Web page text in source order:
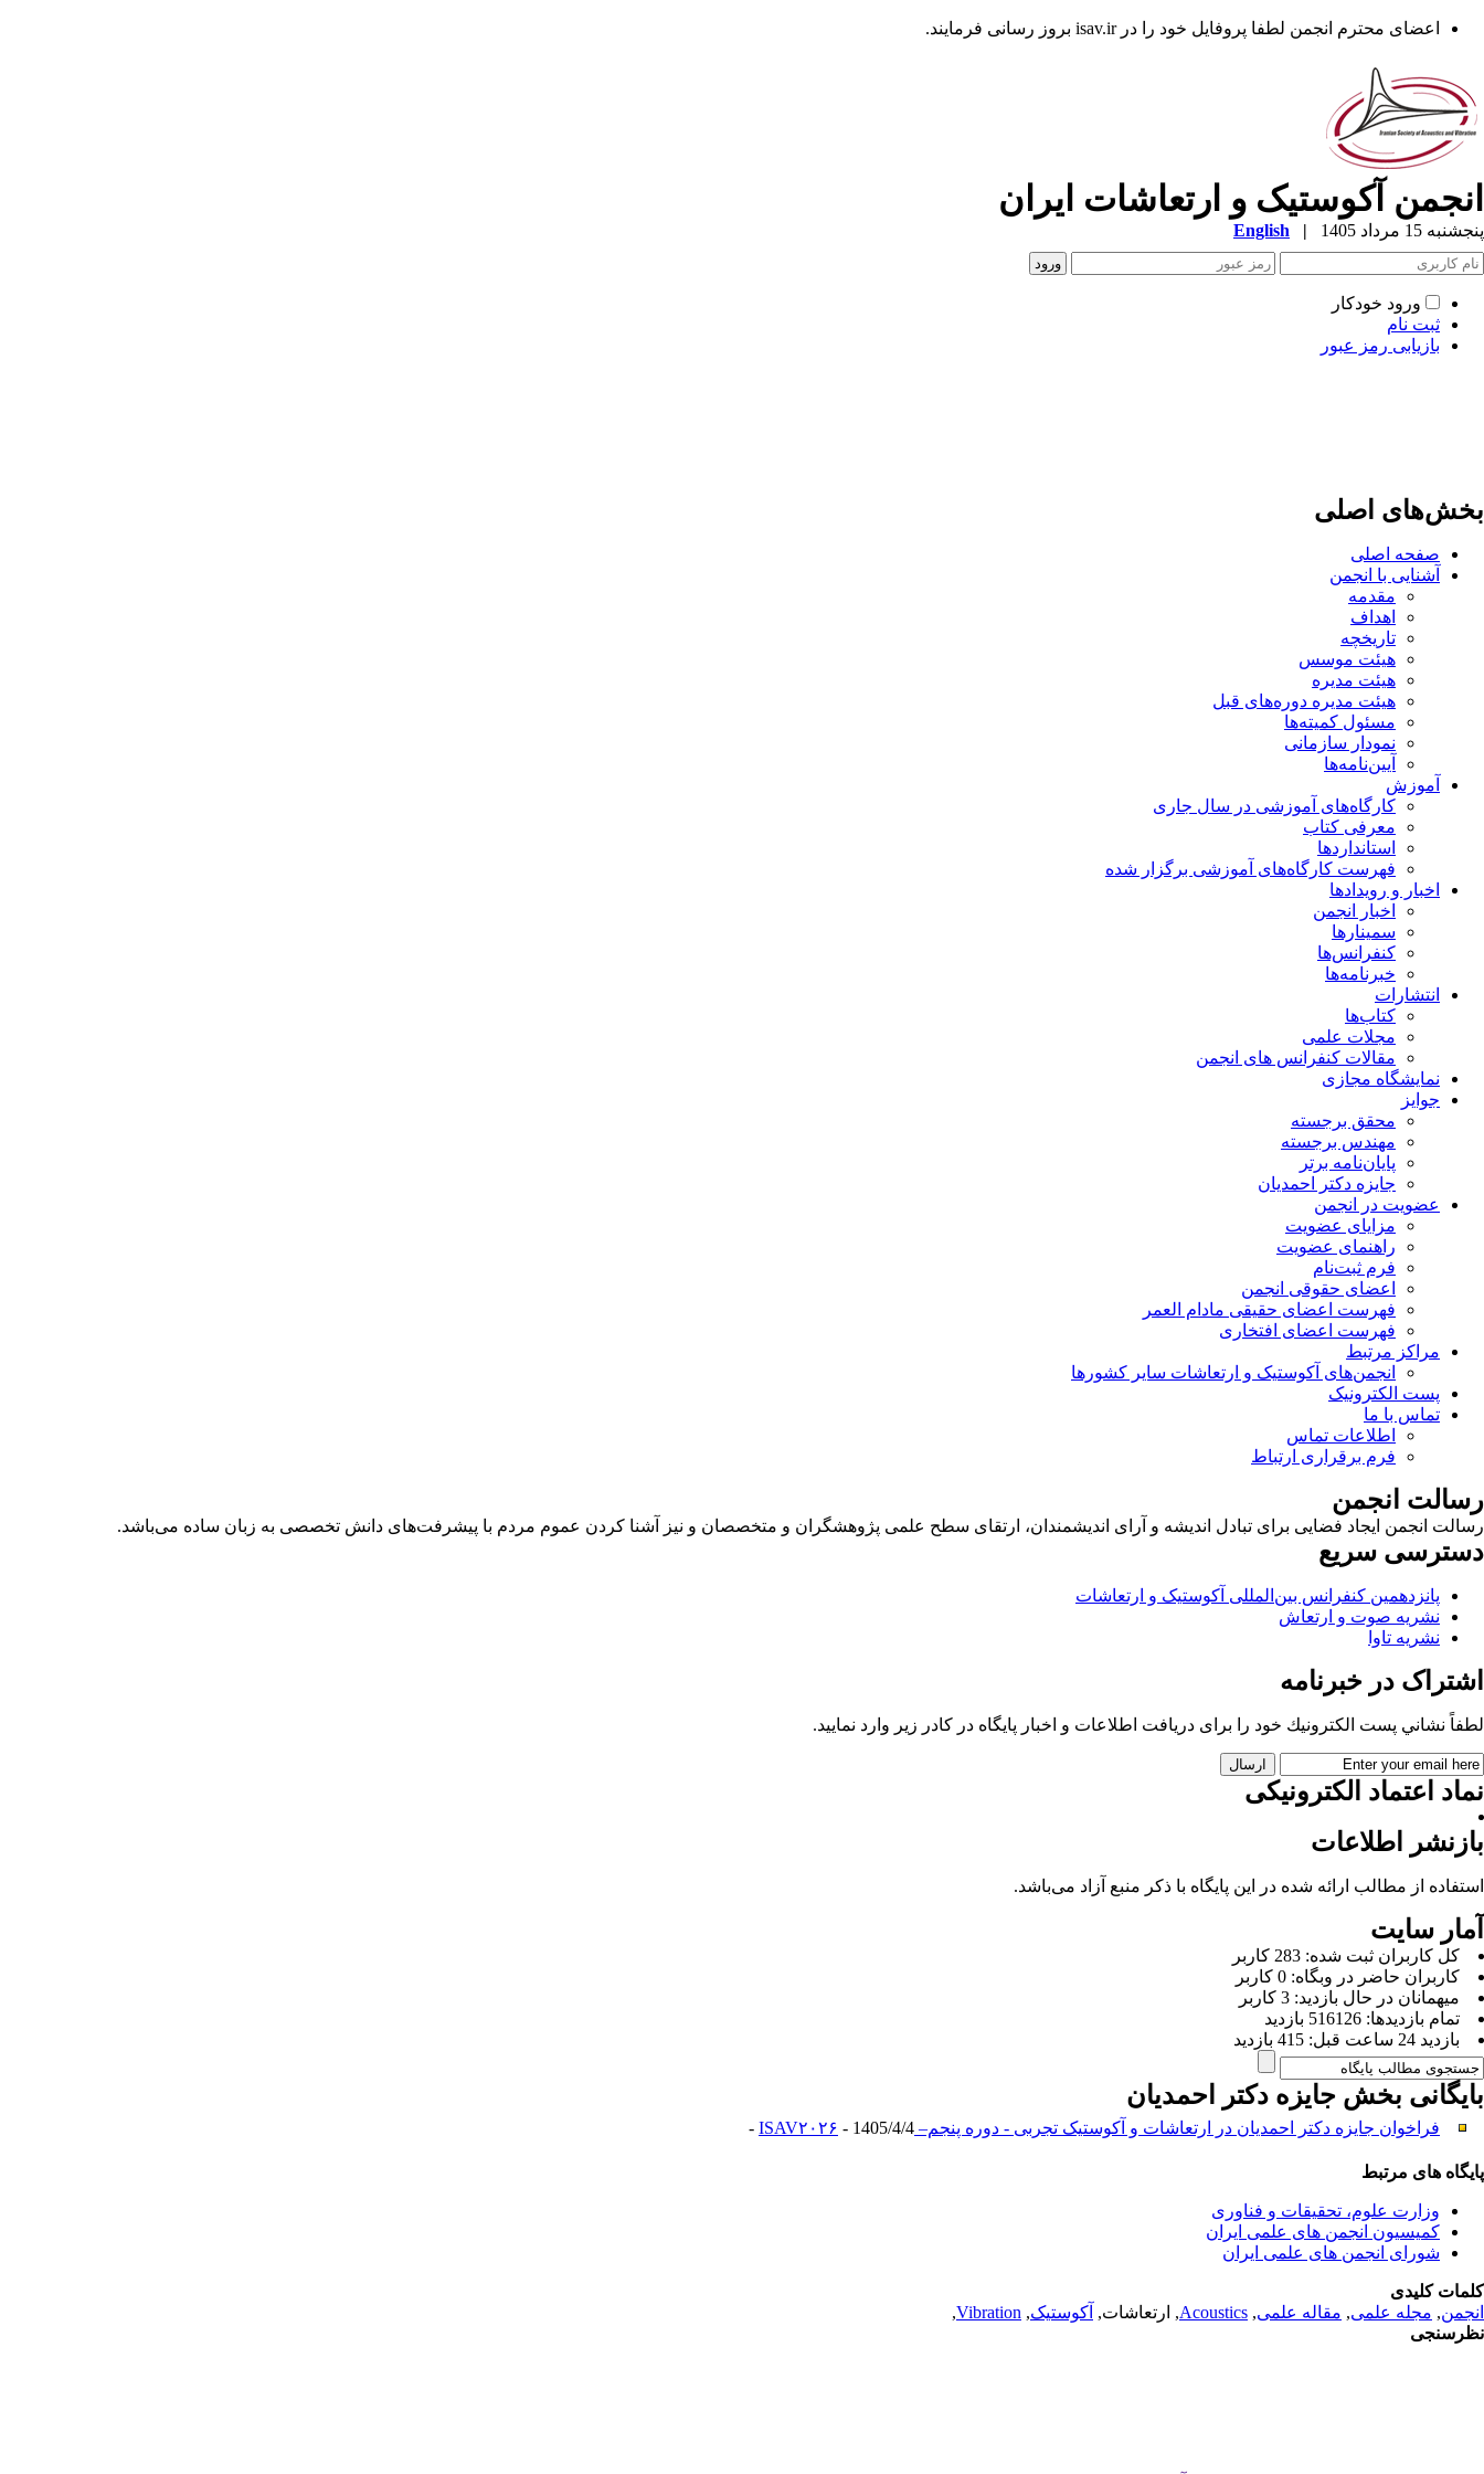
اعضای محترم انجمن لطفا پروفایل خود را در isav.ir بروز رسانی فرمایند.
انجمن آکوستیک و ارتعاشات ایران
پنجشنبه 15 مرداد 1405 |
English
ورود خودکار
ثبت نام
بازیابی رمز عبور
بخش‌های اصلی
صفحه اصلی
آشنایی با انجمن
مقدمه
اهداف
تاریخچه
هیئت موسس
هیئت مدیره
هیئت مدیره دوره‌های قبل
مسئول کمیته‌ها
نمودار سازمانی
آیین‌نامه‌ها
آموزش
کارگاه‌های آموزشی در سال جاری
معرفی کتاب
استانداردها
فهرست کارگاه‌های آموزشی برگزار شده
اخبار و رویدادها
اخبار انجمن
سمینارها
کنفرانس‌ها
خبرنامه‌ها
انتشارات
کتاب‌ها
مجلات علمی
مقالات کنفرانس های انجمن
نمایشگاه مجازی
جوایز
محقق برجسته
مهندس برجسته
پایان‌نامه برتر
جایزه دکتر احمدیان
عضویت در انجمن
مزایای عضویت
راهنمای عضویت
فرم ثبت‌نام
اعضای حقوقی انجمن
فهرست اعضای حقیقی مادام‌ العمر
فهرست اعضای افتخاری
مراکز مرتبط
انجمن‌های آکوستیک و ارتعاشات سایر کشورها
پست الکترونیک
تماس با ما
اطلاعات تماس
فرم برقراری ارتباط
رسالت انجمن
رسالت انجمن ایجاد فضایی برای تبادل اندیشه و آرای اندیشمندان، ارتقای سطح علمی پژوهشگران و متخصصان و نیز آشنا کردن عموم مردم با پیشرفت‌های دانش تخصصی به زبان ساده می‌باشد.
دسترسی سریع
پانزدهمین کنفرانس بین‌المللی آکوستیک و ارتعاشات
نشریه صوت و ارتعاش
نشریه تاوا
اشتراک در خبرنامه
لطفاً نشاني پست الكترونيك خود را برای دريافت اطلاعات و اخبار پايگاه در كادر زير وارد نمایید.
نماد اعتماد الکترونیکی
بازنشر اطلاعات
استفاده از مطالب ارائه شده در این پایگاه با ذکر منبع آزاد می‌باشد.
آمار سایت
كل کاربران ثبت شده: 283 کاربر
کاربران حاضر در وبگاه: 0 کاربر
ميهمانان در حال بازديد: 3 کاربر
تمام بازديد‌ها: 516126 بازدید
بازديد 24 ساعت قبل: 415 بازدید
بایگانی بخش جایزه دکتر احمدیان
فراخوان جایزه دکتر احمدیان در ارتعاشات و آکوستیک تجربی - دوره پنجم– ISAV۲۰۲۶ - 1405/4/4 -
پایگاه های مرتبط
وزارت علوم، تحقیقات و فناوری
کمیسیون انجمن های علمی ایران
شورای انجمن های علمی ایران
کلمات کلیدی
انجمن, مجله علمی, مقاله علمی,
Acoustics, ارتعاشات, آکوستیک,
Vibration
,
نظرسنجی